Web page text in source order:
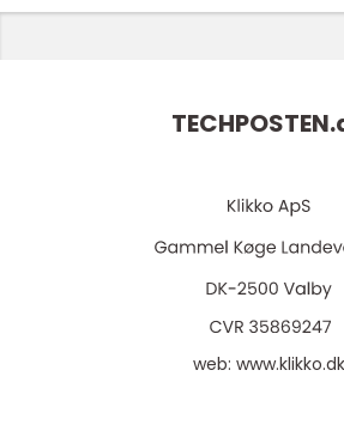
TECHPOSTEN.
web: www.klikko.dk